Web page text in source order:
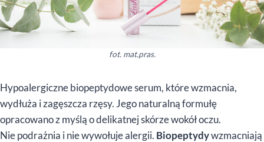
fot. mat.pras.
Hypoalergiczne biopeptydowe serum, które wzmacnia,
wydłuża i zagęszcza rzęsy. Jego naturalną formułę
opracowano z myślą o delikatnej skórze wokół oczu.
Nie podrażnia i nie wywołuje alergii. Biopeptydywzmacniają